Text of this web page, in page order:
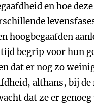
en hoe
hoogbegaafden
begrip voor hun
dat er nog zo
althans, bij de
dat ze er